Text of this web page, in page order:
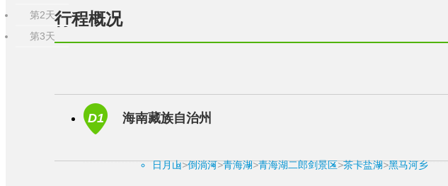
行程概况
D1 海南藏族自治州
日月山>倒淌河>青海湖>青海湖二郎剑景区>茶卡盐湖>黑马河乡
第2天
第3天